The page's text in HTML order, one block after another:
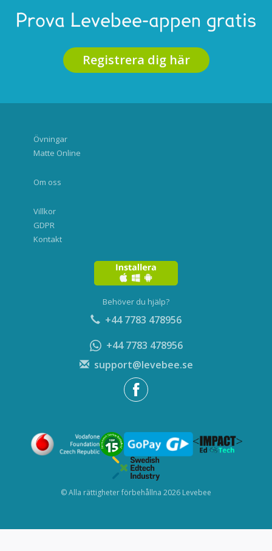
Prova Levebee-appen gratis
Registrera dig här
Övningar
Matte Online
Om oss
Villkor
GDPR
Kontakt
Behöver du hjälp?
+44 7783 478956
+44 7783 478956
support@levebee.se
© Alla rättigheter förbehållna 2026 Levebee